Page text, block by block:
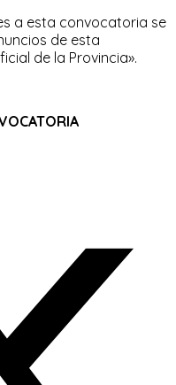
a esta convocatoria se
de esta
de la Provincia».